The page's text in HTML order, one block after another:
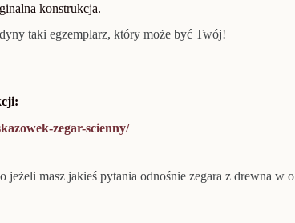
konstrukcja.
taki egzemplarz, który może być Twój!
zegar-scienny/
jeżeli masz jakieś pytania odnośnie zegara z drewna w